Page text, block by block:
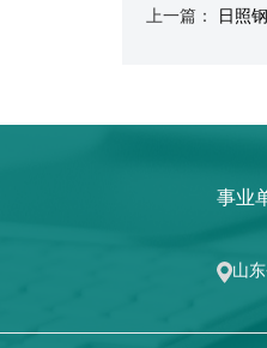
上一篇： 日照
事业
山